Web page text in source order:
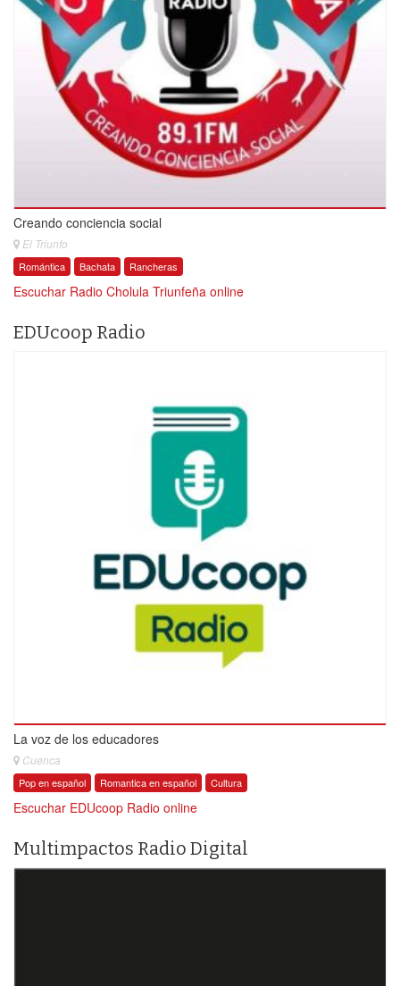
Creando conciencia social
El Triunfo
Romántica Bachata Rancheras
Escuchar Radio Cholula Triunfeña online
EDUcoop Radio
La voz de los educadores
Cuenca
Pop en español Romantica en español Cultura
Escuchar EDUcoop Radio online
Multimpactos Radio Digital